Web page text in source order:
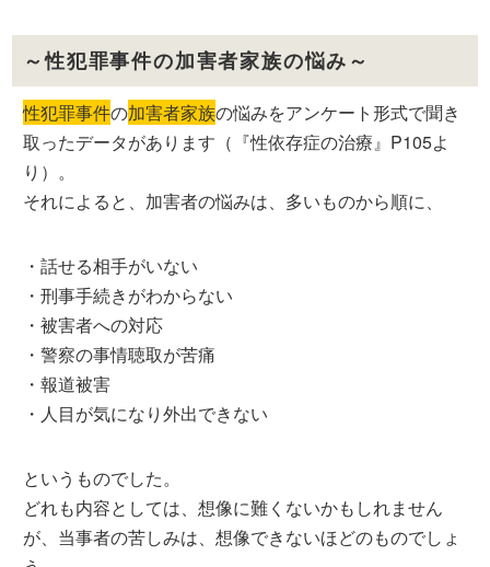
～性犯罪事件の加害者家族の悩み～
性犯罪事件の加害者家族の悩みをアンケート形式で聞き
取ったデータがあります（『性依存症の治療』P105よ
り）。
それによると、加害者の悩みは、多いものから順に、
・話せる相手がいない
・刑事手続きがわからない
・被害者への対応
・警察の事情聴取が苦痛
・報道被害
・人目が気になり外出できない
というものでした。
どれも内容としては、想像に難くないかもしれません
が、当事者の苦しみは、想像できないほどのものでしょ